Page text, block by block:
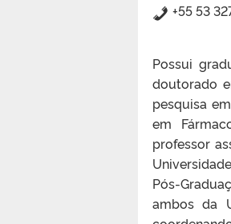
+55 53
Possui
doutorado
pesquisa
em
professor
Pós-
ambos da